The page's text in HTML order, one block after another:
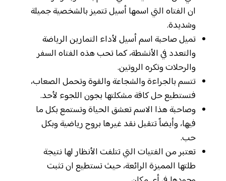
ان الفتاه التي اسمها أسيل تتميز بالشخصية جميلة
وشديدة.
تميل صاحبة اسم أسيل لأداء التمارين الرياضة
والتعدد في الأنشطة، كما تحب هذه الفتاه السفر
والرحلات وتكره الروتين.
تتسم بالجراءة والشجاعة والقوة وتحمل الصعاب،
فتستطيع حل كافة مشكلتها بجون اللجوء لأحد.
وصاحبة هذا الاسم تعشق الحياة وتستمع بكل ما
فيها، وأيضاً تتقبل نقد غيرها بروح رياضية وبكل
حب.
تعتبر من الفتيات التي تتلفت الأنظار لها نتيجة
طلتها المميزة الرائعة، حيث تستطيع ان تثبت